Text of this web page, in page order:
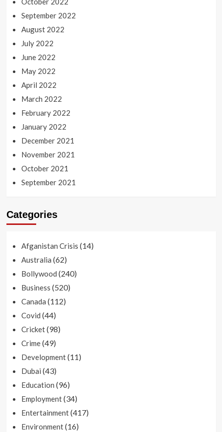
September 2022
August 2022
July 2022
June 2022
May 2022
April 2022
March 2022
February 2022
January 2022
December 2021
November 2021
October 2021
September 2021
Categories
Afganistan Crisis (14)
Australia (62)
Bollywood (240)
Business (520)
Canada (112)
Covid (44)
Cricket(98)
Crime(49)
Development(11)
Dubai (43)
Education (96)
Employment(34)
Entertainment(417)
Environment(16)